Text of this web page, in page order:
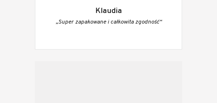
Klaudia
„Super zapakowane i całkowita zgodność“